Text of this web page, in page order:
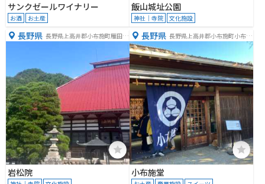
サンクゼールワイナリー
お酒 お土産
飯山城址公園
神社｜寺院 文化施設
長野県 長野県上高井郡小布施町雁田６
岩松院
長野県 長野県上高井郡小布施町小布施
小布施堂